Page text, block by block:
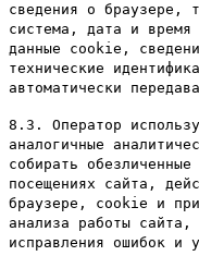
сведения о браузере,
система, дата и время
данные cookie,
технические
автоматически
8.3. Оператор
аналогичные
собирать
посещениях сайта,
браузере, cookie и
анализа работы сайта,
исправления ошибок и